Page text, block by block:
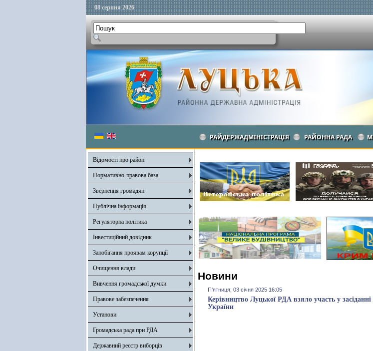
08 серпня 2026
РАЙДЕРЖАДМІНІСТРАЦІЯ РАЙОННА РАДА
Відомості про район
Нормативно-правова база
Звернення громадян
Публічна інформація
Регуляторна політика
Інвестиційний довідник
Запобігання проявам корупції
Очищення влади
Вивчення громадської думки
Правове забезпечення
Установи
Громадська рада при РДА
Державний реєстр виборців
Новини
П'ятниця, 03 січня 2025 16:05
Керівництво Луцької РДА взяло участь у
України